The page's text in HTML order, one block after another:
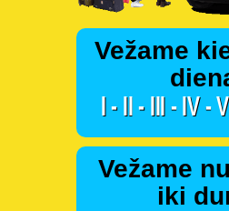
Vežame
Vežame
iki